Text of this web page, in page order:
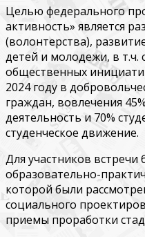
Целью федерального
активность» является
(волонтерства),
детей и молодежи, в т.ч.
общественных
2024 году в
граждан, вовлечения
деятельность и 70%
студенческое движение.
Для участников встречи
образовательно-
которой были
социального
приемы проработки